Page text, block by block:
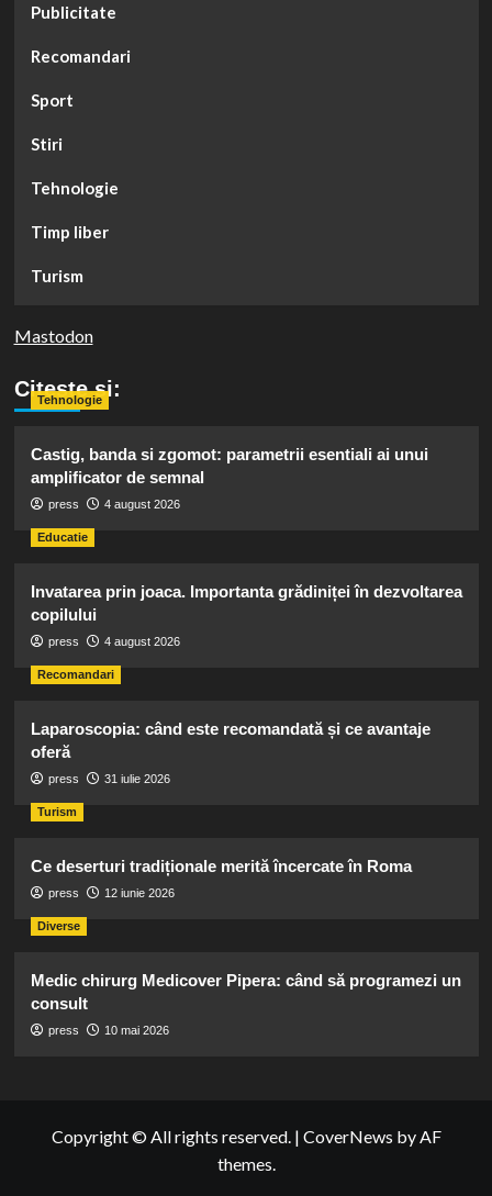
Publicitate
Recomandari
Sport
Stiri
Tehnologie
Timp liber
Turism
Mastodon
Citeste si:
Tehnologie
Castig, banda si zgomot: parametrii esentiali ai unui
amplificator de semnal
press 4 august 2026
Educatie
Invatarea prin joaca. Importanta grădiniței în dezvoltarea
copilului
press 4 august 2026
Recomandari
Laparoscopia: când este recomandată și ce avantaje
oferă
press 31 iulie 2026
Turism
Ce deserturi tradiționale merită încercate în Roma
press 12 iunie 2026
Diverse
Medic chirurg Medicover Pipera: când să programezi un
consult
press 10 mai 2026
Copyright © All rights reserved. | CoverNews by AF
themes.